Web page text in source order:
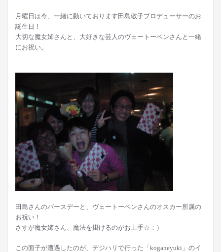
月曜日は今、一緒に動いております田島敬子プロデューサーのお
誕生日！
大切な魔女姉さんと、大好きな芸人のヴェートーベンさんと一緒
にお祝い。
田島さんのバースデーと、ヴェートーベンさんのオスカー所属の
お祝い！
さすが魔女姉さん、魔法を掛けるのがお上手☆：）
この面子が遭遇したのが、デジハリで行った「koganeyuki」のイ